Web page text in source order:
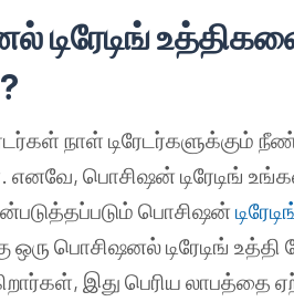
நாள் டிரேடர்களுக்கும்
எனவே, பொசிஷன் டிரேடிங்
பொசிஷன்
ஒரு பொசிஷனல் டிரேடிங்
இது பெரிய லாபத்தை